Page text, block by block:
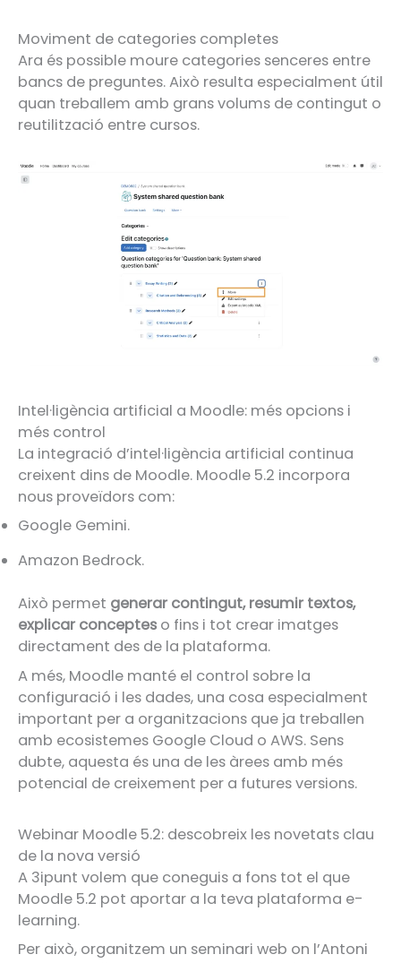
Moviment de categories completes
Ara és possible moure categories senceres entre
bancs de preguntes. Això resulta especialment útil
quan treballem amb grans volums de contingut o
reutilització entre cursos.
Intel·ligència artificial a Moodle: més opcions i
més control
La integració d’intel·ligència artificial continua
creixent dins de Moodle. Moodle 5.2 incorpora
nous proveïdors com:
Google Gemini.
Amazon Bedrock.
Això permet generar contingut, resumir textos,
explicar conceptes o fins i tot crear imatges
directament des de la plataforma.
A més, Moodle manté el control sobre la
configuració i les dades, una cosa especialment
important per a organitzacions que ja treballen
amb ecosistemes Google Cloud o AWS. Sens
dubte, aquesta és una de les àrees amb més
potencial de creixement per a futures versions.
Webinar Moodle 5.2: descobreix les novetats clau
de la nova versió
A 3ipunt volem que coneguis a fons tot el que
Moodle 5.2 pot aportar a la teva plataforma e-
learning.
Per això, organitzem un seminari web on l’Antoni